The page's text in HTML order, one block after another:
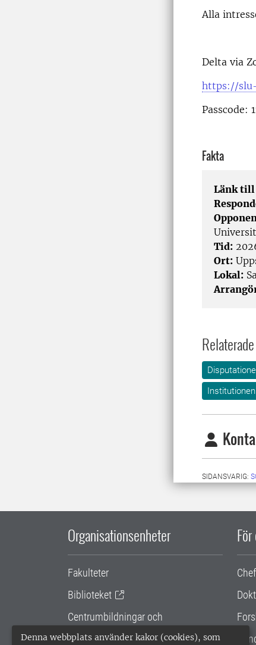
Denna webbplats använder kakor (cookies), som
Alla
Delta via
https://
Passcode:
Fakta
Länk till
Tid:
Ort:
Lokal:
SIDANSVARIG:
Organisationsenheter
Fakulteter
Biblioteket
Centrumbildningar och
samarbetsprojekt